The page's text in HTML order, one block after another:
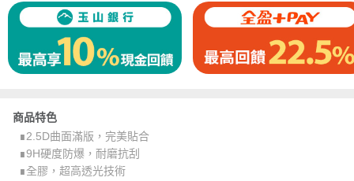
商品特色
∎2.5D曲面滿版，完美貼合
∎9H硬度防爆，耐磨抗刮
∎全膠，超高透光技術